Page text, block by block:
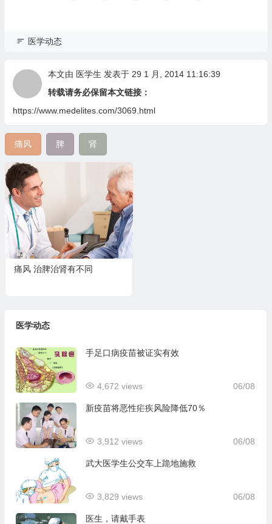
医学动态
本文由 医学生 发表于 29 1 月, 2014 11:16:39
转载请务必保留本文链接：
https://www.medelites.com/3069.html
痛风 脾 肾
痛风 治脾治肾有不同
医学动态
手足口病疫苗被证实有效
06/08
4,672 views
新疫苗将恶性疟疾风险降低70％
06/08
3,912 views
武大医学生公交车上跪地施救
06/08
3,829 views
医生，请戴手表